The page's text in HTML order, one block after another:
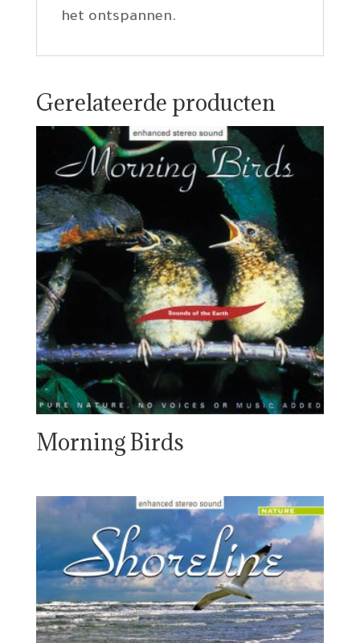
het ontspannen.
Gerelateerde producten
Morning Birds